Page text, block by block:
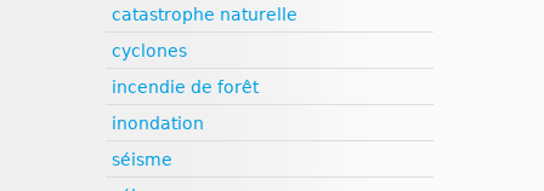
catastrophe naturelle
cyclones
incendie de forêt
inondation
séisme